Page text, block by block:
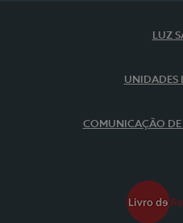
LUZ
UNIDADES
COMUNICAÇÃO DE